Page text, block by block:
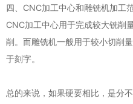
四、CNC加工中心和雕铣机加工
CNC加工中心用于完成较大铣削
削。而雕铣机一般用于较小切削
于刻字。
总的来说，如果硬要相比，是分